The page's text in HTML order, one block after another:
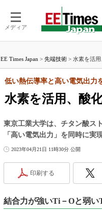
メディア
電
EE Times Japan > 先端技術 > 水素を活用
水素を活用、酸
低い熱伝導率と高い電気出力
東京工業大学は、チタン酸ス
「高い電気出力」を同時に実
2023年04月21日 11時30分 公開
印刷する
結合力が強いTi－Oと弱